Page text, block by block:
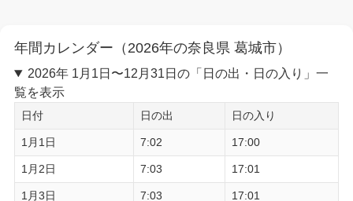
年間カレンダー（2026年の奈良県 葛城市）
2026年 1月1日〜12月31日の「日の出・日の入り」一
覧を表示
日付 日の出 日の入り
1月1日 7:02 17:00
1月2日 7:03 17:01
1月3日 7:03 17:01